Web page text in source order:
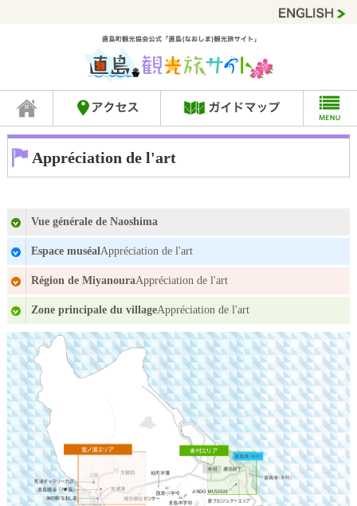
Appréciation de l'art
Vue générale de Naoshima
Espace muséalAppréciation de l'art
Région de MiyanouraAppréciation de l'art
Zone principale du villageAppréciation de l'art